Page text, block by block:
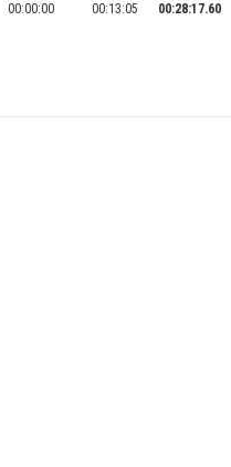
00:00:00 00:13:05 00:28:17.60